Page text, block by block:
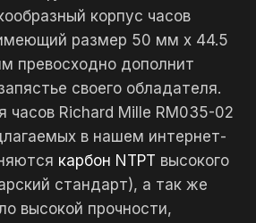
корпус часов
размер 50 мм x 44.5
превосходно дополнит
своего обладателя.
часов Richard Mille RM035-02
в нашем интернет-
карбон NTPT высокого
стандарт), а так же
высокой прочности,